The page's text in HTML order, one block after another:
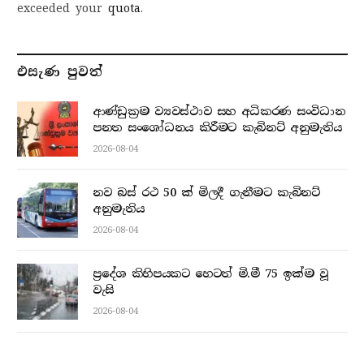
exceeded your quota.
එසැණ පුව​ත්
ආණ්ඩුක්‍රම ව්‍යවස්ථාව සහ අධිකරණ සංවිධාන
පනත සංශෝධනය කිරීමට කැබිනට් අනුමැතිය
2026-08-04
නව බස් රථ 50 ක් මිලදී ගැනීමට කැබිනට්
අනුමැතිය
2026-08-04
ප්‍රදේශ කිහිපයකට හෙටත් මි.මී 75 ඉක්ම වූ
වැසි
2026-08-04